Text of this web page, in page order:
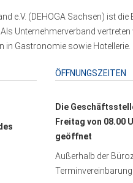
e.V. (DEHOGA Sachsen) ist
Unternehmerverband vertreten
in Gastronomie sowie Hotellerie.
ÖFFNUNGSZEITEN
Die
Freitag von 08.00
geöffnet
Außerhalb der